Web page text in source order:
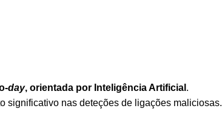
day, orientada por Inteligência Artificial .
significativo nas deteções de ligações maliciosas.